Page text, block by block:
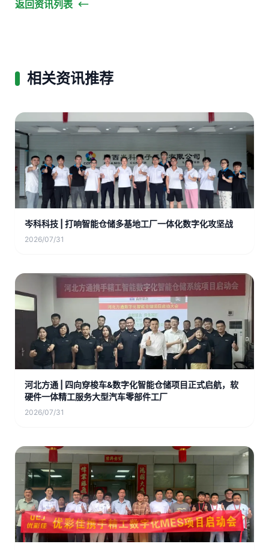
返回资讯列表
相关资讯推荐
岑科科技 | 打响智能仓储多基地工厂一体化数字化攻坚战
2026/07/31
河北方通 | 四向穿梭车&数字化智能仓储项目正式启航，软
硬件一体精工服务大型汽车零部件工厂
2026/07/31